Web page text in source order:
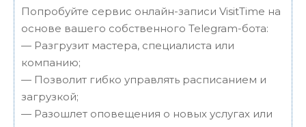
Попробуйте сервис онлайн-записи VisitTime на
основе вашего собственного Telegram-бота:
— Разгрузит мастера, специалиста или
компанию;
— Позволит гибко управлять расписанием и
загрузкой;
— Разошлет оповещения о новых услугах или